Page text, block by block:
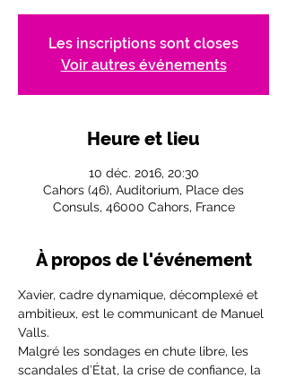
Les inscriptions sont closes
Voir autres événements
Heure et lieu
10 déc. 2016, 20:30
Cahors (46), Auditorium, Place des
Consuls, 46000 Cahors, France
À propos de l'événement
Xavier, cadre dynamique, décomplexé et
ambitieux, est le communicant de Manuel
Valls.
Malgré les sondages en chute libre, les
scandales d’État, la crise de confiance, la